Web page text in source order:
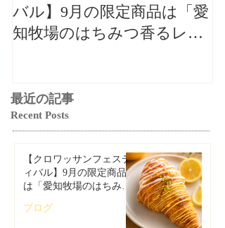
バル】9月の限定商品は「愛
知牧場のはちみつ香るレモ
最近の記事
Recent Posts
【クロワッサンフェステ
ィバル】9月の限定商品
は「愛知牧場のはちみつ
ン」🥐🍋
ブログ